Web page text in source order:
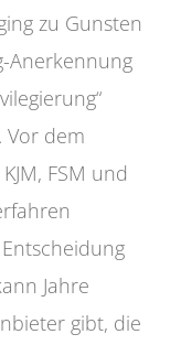
zu Gunsten
Anerkennung
Vor dem
FSM und
Jahre
gibt, die